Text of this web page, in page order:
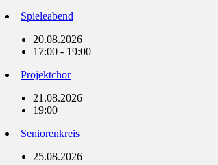
Spieleabend
20.08.2026
17:00 - 19:00
Projektchor
21.08.2026
19:00
Seniorenkreis
25.08.2026